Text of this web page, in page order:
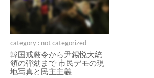
category : not categorized
韓国戒厳令から尹錫悦大統
領の弾劾まで 市民デモの現
地写真と民主主義